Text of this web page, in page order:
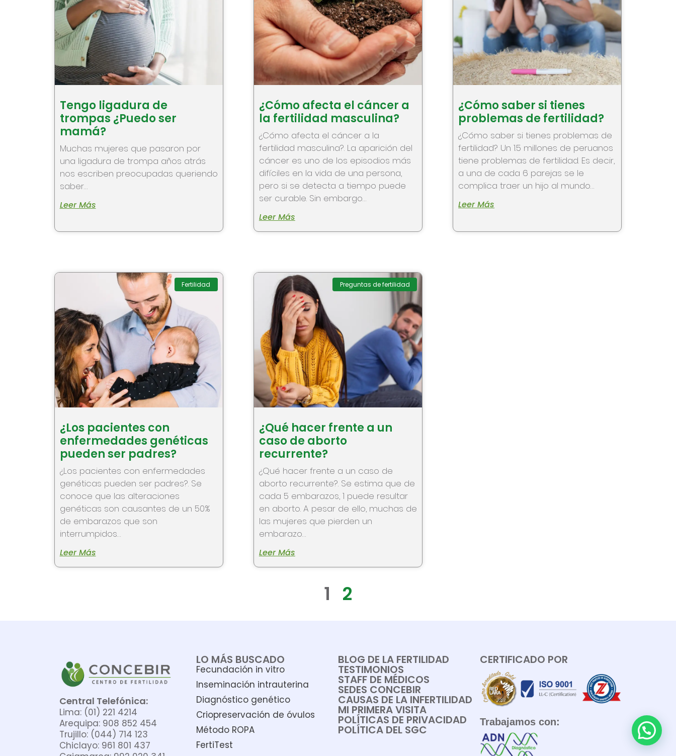
Tengo ligadura de
trompas ¿Puedo ser
mamá?
Muchas mujeres que pasaron por
una ligadura de trompa años atrás
nos escriben preocupadas queriendo
saber…
Leer Más
¿Cómo afecta el cáncer a
la fertilidad masculina?
¿Cómo afecta el cáncer a la
fertilidad masculina?. La aparición del
cáncer es uno de los episodios más
difíciles en la vida de una persona,
pero si se detecta a tiempo puede
ser curable. Sin embargo…
Leer Más
¿Cómo saber si tienes
problemas de fertilidad?
¿Cómo saber si tienes problemas de
fertilidad? Un 1.5 millones de peruanos
tiene problemas de fertilidad. Es decir,
a una de cada 6 parejas se le
complica traer un hijo al mundo…
Leer Más
Fertilidad
¿Los pacientes con
enfermedades genéticas
pueden ser padres?
¿Los pacientes con enfermedades
genéticas pueden ser padres?. Se
conoce que las alteraciones
genéticas son causantes de un 50%
de embarazos que son
interrumpidos…
Leer Más
Preguntas de fertilidad
¿Qué hacer frente a un
caso de aborto
recurrente?
¿Qué hacer frente a un caso de
aborto recurrente?. Se estima que de
cada 5 embarazos, 1 puede resultar
en aborto. A pesar de ello, muchas de
las mujeres que pierden un
embarazo…
Leer Más
1 2
Central Telefónica:
Lima: (01) 221 4214
Arequipa: 908 852 454
Trujillo: (044) 714 123
Chiclayo: 961 801 437
LO MÁS BUSCADO
Fecundación in vitro
Inseminación intrauterina
Diagnóstico genético
Criopreservación de óvulos
Método ROPA
FertiTest
BLOG DE LA FERTILIDAD
TESTIMONIOS
STAFF DE MÉDICOS
SEDES CONCEBIR
CAUSAS DE LA INFERTILIDAD
MI PRIMERA VISITA
POLÍTICAS DE PRIVACIDAD
POLÍTICA DEL SGC
CERTIFICADO POR
Trabajamos con: